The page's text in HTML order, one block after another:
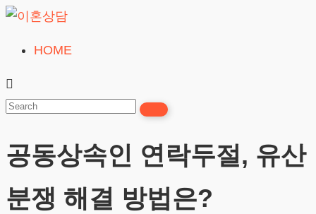
Skip
content
혼
상
24시간365일
HOME
공동상속인 연락두절, 유산
분쟁 해결 방법은?